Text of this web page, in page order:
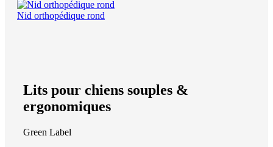
Nid orthopédique rond
Lits pour chiens souples &
ergonomiques
Green Label